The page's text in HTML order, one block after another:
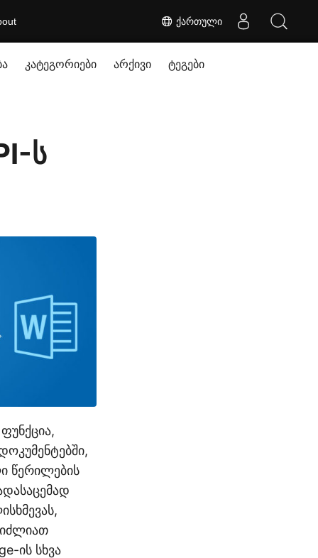
ქართული
კატეგორიები არქივი ტეგები
ს
წერილების
ის სხვა